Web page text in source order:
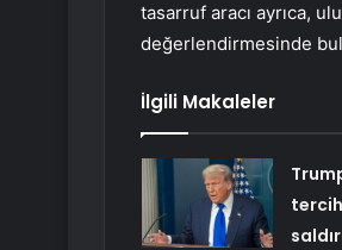
tasarruf aracı ayrıca,
değerlendirmesinde
İlgili Makaleler